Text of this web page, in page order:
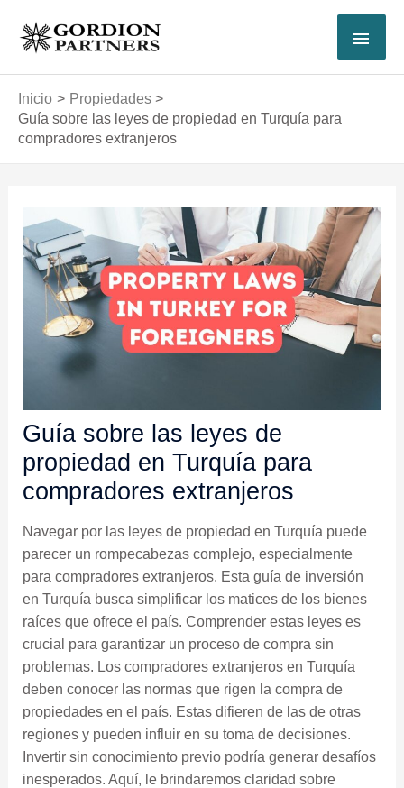
contenido
Inicio
Propiedades
Guía sobre las leyes de propiedad en Turquía para
compradores extranjeros
Guía sobre las leyes de
propiedad en Turquía para
compradores extranjeros
Navegar por las leyes de propiedad en Turquía puede
parecer un rompecabezas complejo, especialmente
para compradores extranjeros. Esta guía de inversión
en Turquía busca simplificar los matices de los bienes
raíces que ofrece el país. Comprender estas leyes es
crucial para garantizar un proceso de compra sin
problemas. Los compradores extranjeros en Turquía
deben conocer las normas que rigen la compra de
propiedades en el país. Estas difieren de las de otras
regiones y pueden influir en su toma de decisiones.
Invertir sin conocimiento previo podría generar desafíos
inesperados. Aquí, le brindaremos claridad sobre
entradas